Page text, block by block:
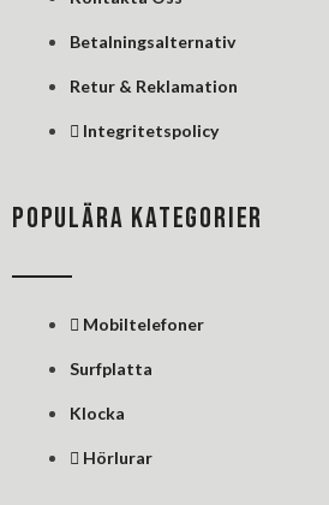
n
Betalningsalternativ
Retur & Reklamation
Integritetspolicy
POPULÄRA KATEGORIER
Mobiltelefoner
Surfplatta
Klocka
Hörlurar